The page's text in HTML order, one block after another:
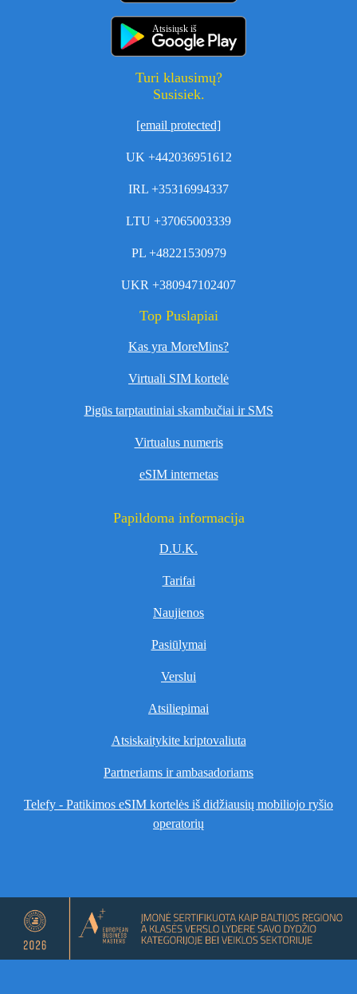
Atsisiųsk iš
Turi klausimų?
Susisiek.
[email protected]
UK +442036951612
IRL +35316994337
LTU +37065003339
PL +48221530979
UKR +380947102407
Top Puslapiai
Kas yra MoreMins?
Virtuali SIM kortelė
Pigūs tarptautiniai skambučiai ir SMS
Virtualus numeris
eSIM internetas
Papildoma informacija
D.U.K.
Tarifai
Naujienos
Pasiūlymai
Verslui
Atsiliepimai
Atsiskaitykite kriptovaliuta
Partneriams ir ambasadoriams
Telefy - Patikimos eSIM kortelės iš didžiausių mobiliojo ryšio
operatorių